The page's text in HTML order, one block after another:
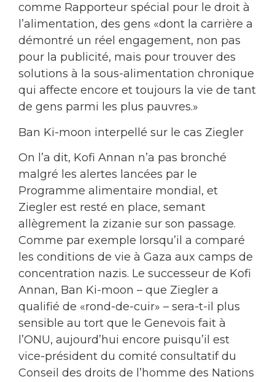
comme Rapporteur spécial pour le droit à
l’alimentation, des gens «dont la carrière a
démontré un réel engagement, non pas
pour la publicité, mais pour trouver des
solutions à la sous-alimentation chronique
qui affecte encore et toujours la vie de tant
de gens parmi les plus pauvres.»
Ban Ki-moon interpellé sur le cas Ziegler
On l’a dit, Kofi Annan n’a pas bronché
malgré les alertes lancées par le
Programme alimentaire mondial, et
Ziegler est resté en place, semant
allègrement la zizanie sur son passage.
Comme par exemple lorsqu’il a comparé
les conditions de vie à Gaza aux camps de
concentration nazis. Le successeur de Kofi
Annan, Ban Ki-moon – que Ziegler a
qualifié de «rond-de-cuir» – sera-t-il plus
sensible au tort que le Genevois fait à
l’ONU, aujourd’hui encore puisqu’il est
vice-président du comité consultatif du
Conseil des droits de l’homme des Nations